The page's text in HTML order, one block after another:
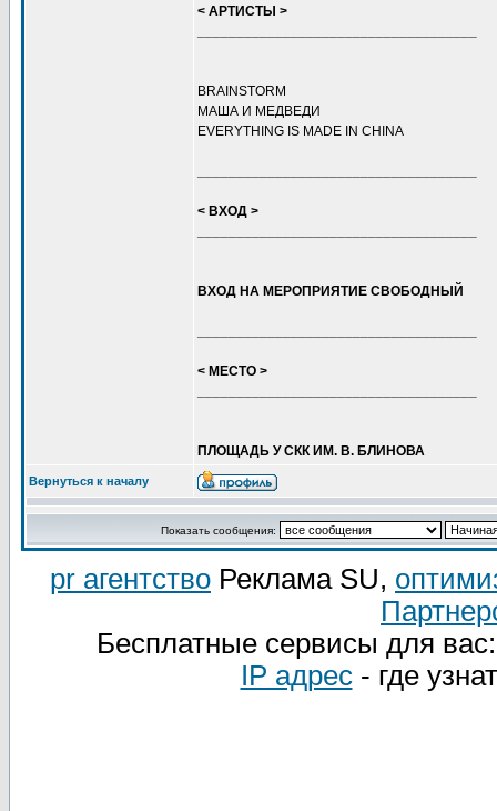
< АРТИСТЫ >
BRAINSTORM
МАША И МЕДВЕДИ
EVERYTHING IS MADE IN CHINA
< ВХОД >
ВХОД НА МЕРОПРИЯТИЕ СВОБОДНЫЙ
< МЕСТО >
ПЛОЩАДЬ У СКК ИМ. В. БЛИНОВА
Вернуться к началу
Показать сообщения:
pr агентство Реклама SU,
Бесплатные сервисы для
IP адрес- где